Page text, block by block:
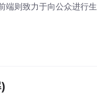
端则致力于向公众进行生